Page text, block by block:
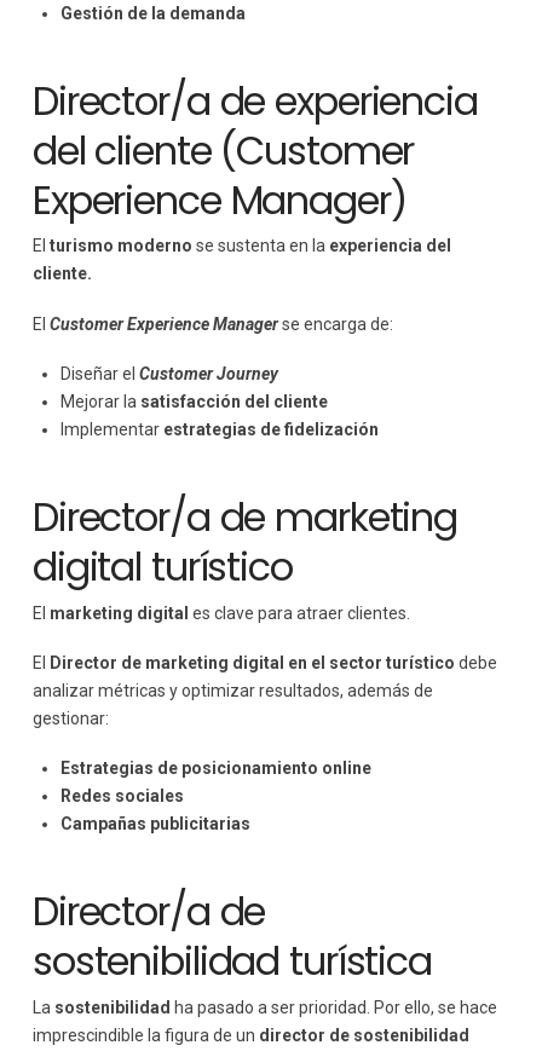
Gestión de la demanda
Director/a de experiencia
del cliente (Customer
Experience Manager)
El turismo moderno se sustenta en la experiencia del
cliente.
El Customer Experience Managerse encarga de:
Diseñar el Customer Journey
Mejorar la satisfacción del cliente
Implementar estrategias de fidelización
Director/a de marketing
digital turístico
El marketing digital es clave para atraer clientes.
El Director de marketing digital en el sector turístico debe
analizar métricas y optimizar resultados, además de
gestionar:
Estrategias de posicionamiento online
Redes sociales
Campañas publicitarias
Director/a de
sostenibilidad turística
La sostenibilidad ha pasado a ser prioridad. Por ello, se hace
imprescindible la figura de un director de sostenibilidad